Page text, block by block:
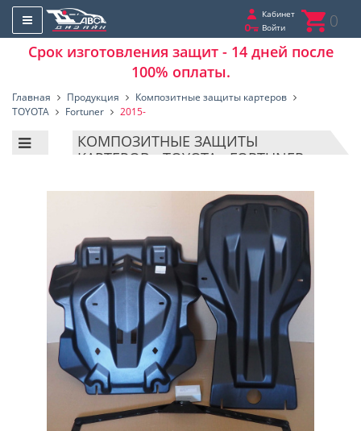
Кабинет
Войти
0
Срок изготовления защит - 14 дней после
100% оплаты.
Главная Продукция
Композитные защиты картеров
TOYOTA
Fortuner 2015-
КОМПОЗИТНЫЕ ЗАЩИТЫ
КАРТЕРОВ - TOYOTA - FORTUNER -